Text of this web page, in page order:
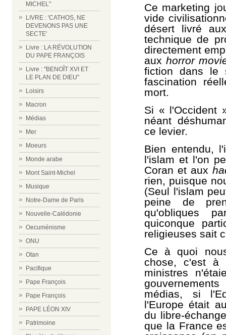
MICHEL"
LIVRE : 'CATHOS, NE
DEVENONS PAS UNE
SECTE'
Livre : LA RÉVOLUTION
DU PAPE FRANÇOIS
Livre : "BENOÎT XVI ET
LE PLAN DE DIEU"
Loisirs
Macron
Médias
Mer
Moeurs
Monde arabe
Mont Saint-Michel
Musique
Notre-Dame de Paris
Nouvelle-Calédonie
Oecuménisme
ONU
Otan
Pacifique
Pape François
Pape François
PAPE LÉON XIV
Patrimoine
Ce marketing
vide
désert livré
technique de
directement
aux horror
fiction dans le
fascination
mort.
Si « l'Occident
néant
ce levier.
Bien entendu,
l'islam et l'on
Coran et aux
rien, puisque
(Seul l'islam
peine de
qu'obliques
quiconque
religieuses sait
Ce à quoi
chose, c'est à
ministres
médias, si
l'Europe était
du libre-
que la France